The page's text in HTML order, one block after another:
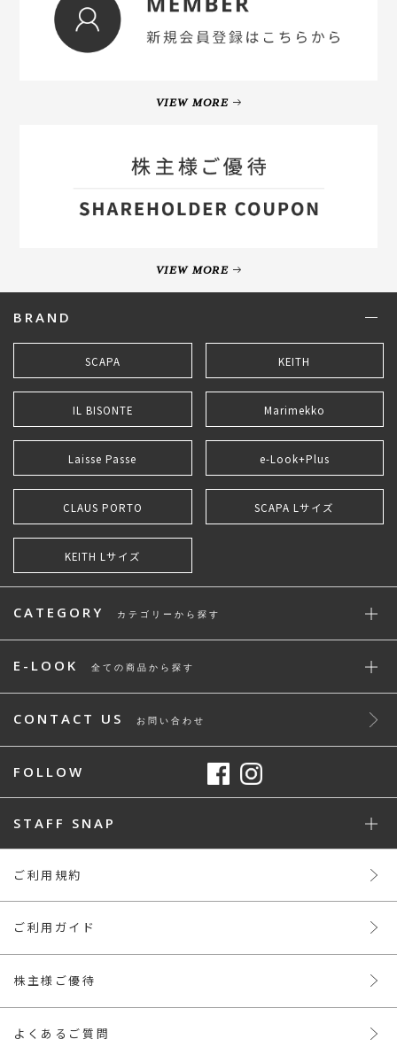
VIEW MORE
VIEW MORE
BRAND
SCAPA KEITH
IL BISONTE Marimekko
Laisse Passe e-Look+Plus
CLAUS PORTO SCAPA Lサイズ
KEITH Lサイズ
CATEGORY カテゴリーから探す
E-LOOK 全ての商品から探す
CONTACT US お問い合わせ
FOLLOW
STAFF SNAP
ご利用規約
ご利用ガイド
株主様ご優待
よくあるご質問